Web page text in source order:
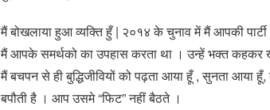
मैं बोखलाया हुआ व्यक्ति हुँ | २०१४ के चुनाव में मैं आपकी
मैं आपके समर्थको का उपहास करता था । उन्हें भक्त कहकर
मैं बचपन से ही बुद्धिजीवियों को पढ़ता आया हूँ , सुनता आया
बपौती है । आप उसमे “फिट” नहीं बैठते ।